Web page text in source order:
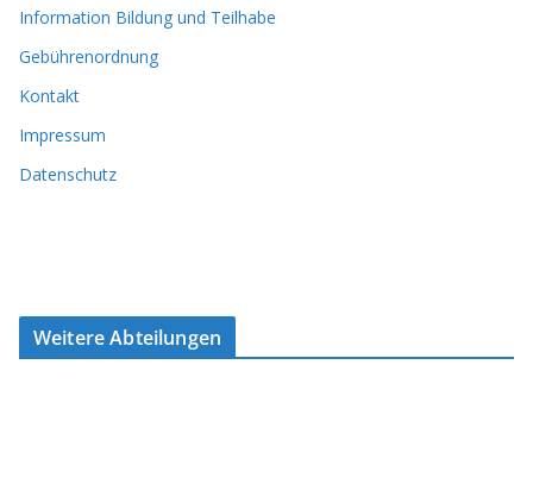
Information Bildung und Teilhabe
Gebührenordnung
Kontakt
Impressum
Datenschutz
Weitere Abteilungen